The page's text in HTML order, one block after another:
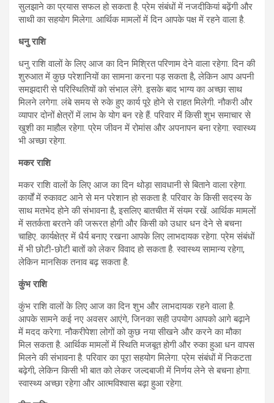
सुलझाने का प्रयास सफल हो सकता है. प्रेम संबंधों में नजदीकियां बढ़ेंगी और
साथी का सहयोग मिलेगा. आर्थिक मामलों में दिन आपके पक्ष में रहने वाला है.
धनु राशि
धनु राशि वालों के लिए आज का दिन मिश्रित परिणाम देने वाला रहेगा. दिन की
शुरुआत में कुछ परेशानियों का सामना करना पड़ सकता है, लेकिन आप अपनी
समझदारी से परिस्थितियों को संभाल लेंगे. इसके बाद भाग्य का अच्छा साथ
मिलने लगेगा. लंबे समय से रुके हुए कार्य पूरे होने से राहत मिलेगी. नौकरी और
व्यापार दोनों क्षेत्रों में लाभ के योग बन रहे हैं. परिवार में किसी शुभ समाचार से
खुशी का माहौल रहेगा. प्रेम जीवन में रोमांस और अपनापन बना रहेगा. स्वास्थ्य
भी अच्छा रहेगा.
मकर राशि
मकर राशि वालों के लिए आज का दिन थोड़ा सावधानी से बिताने वाला रहेगा.
कार्यों में रुकावट आने से मन परेशान हो सकता है. परिवार के किसी सदस्य के
साथ मतभेद होने की संभावना है, इसलिए बातचीत में संयम रखें. आर्थिक मामलों
में सतर्कता बरतने की जरूरत होगी और किसी को उधार धन देने से बचना
चाहिए. कार्यक्षेत्र में धैर्य बनाए रखना आपके लिए लाभदायक रहेगा. प्रेम संबंधों
में भी छोटी-छोटी बातों को लेकर विवाद हो सकता है. स्वास्थ्य सामान्य रहेगा,
लेकिन मानसिक तनाव बढ़ सकता है.
कुंभ राशि
कुंभ राशि वालों के लिए आज का दिन शुभ और लाभदायक रहने वाला है.
आपके सामने कई नए अवसर आएंगे, जिनका सही उपयोग आपको आगे बढ़ाने
में मदद करेगा. नौकरीपेशा लोगों को कुछ नया सीखने और करने का मौका
मिल सकता है. आर्थिक मामलों में स्थिति मजबूत होगी और रुका हुआ धन वापस
मिलने की संभावना है. परिवार का पूरा सहयोग मिलेगा. प्रेम संबंधों में निकटता
बढ़ेगी, लेकिन किसी भी बात को लेकर जल्दबाजी में निर्णय लेने से बचना होगा.
स्वास्थ्य अच्छा रहेगा और आत्मविश्वास बढ़ा हुआ रहेगा.